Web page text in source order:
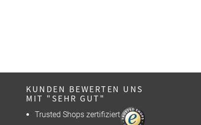
KUNDEN BEWERTEN UNS
MIT "SEHR GUT"
Trusted Shops zertifiziert